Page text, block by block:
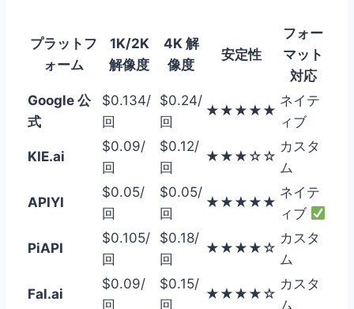
プラットフ
ォーム
1K/2K
解像度
4K 解
像度
安定性
フォー
マット
対応
Google 公
式
$0.134/
回
$0.24/
回
★★★★★
ネイテ
ィブ
KIE.ai
$0.09/
回
$0.12/
回
★★★☆☆
カスタ
ム
APIYI
$0.05/
回
$0.05/
回
★★★★★
ネイテ
ィブ
PiAPI
$0.105/
回
$0.18/
回
★★★★☆
カスタ
ム
Fal.ai
$0.09/
回
$0.15/
回
★★★★☆
カスタ
ム